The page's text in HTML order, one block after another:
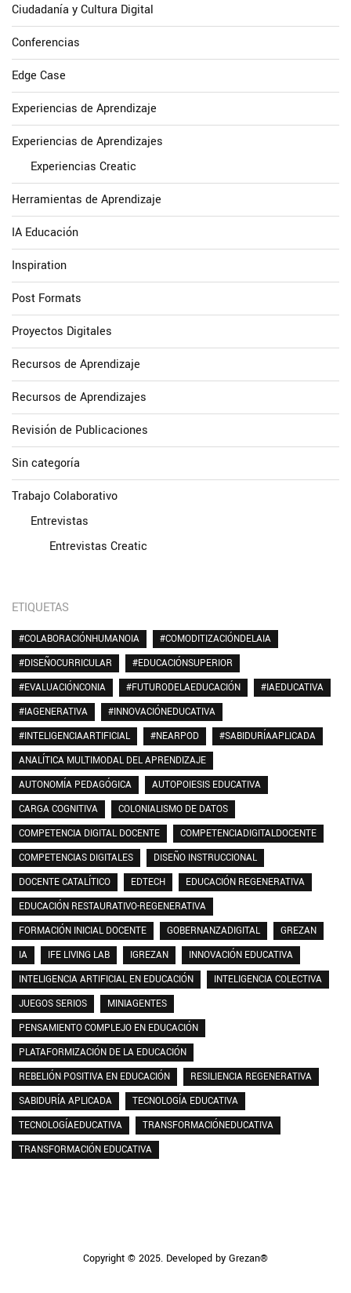
Ciudadanía y Cultura Digital
Conferencias
Edge Case
Experiencias de Aprendizaje
Experiencias de Aprendizajes
Experiencias Creatic
Herramientas de Aprendizaje
IA Educación
Inspiration
Post Formats
Proyectos Digitales
Recursos de Aprendizaje
Recursos de Aprendizajes
Revisión de Publicaciones
Sin categoría
Trabajo Colaborativo
Entrevistas
Entrevistas Creatic
ETIQUETAS
#COLABORACIÓNHUMANOIA
#COMODITIZACIÓNDELAIA
#DISEÑOCURRICULAR
#EDUCACIÓNSUPERIOR
#EVALUACIÓNCONIA
#FUTURODELAEDUCACIÓN
#IAEDUCATIVA
#IAGENERATIVA
#INNOVACIÓNEDUCATIVA
#INTELIGENCIAARTIFICIAL
#NEARPOD
#SABIDURÍAAPLICADA
ANALÍTICA MULTIMODAL DEL APRENDIZAJE
AUTONOMÍA PEDAGÓGICA
AUTOPOIESIS EDUCATIVA
CARGA COGNITIVA
COLONIALISMO DE DATOS
COMPETENCIA DIGITAL DOCENTE
COMPETENCIADIGITALDOCENTE
COMPETENCIAS DIGITALES
DISEÑO INSTRUCCIONAL
DOCENTE CATALÍTICO
EDTECH
EDUCACIÓN REGENERATIVA
EDUCACIÓN RESTAURATIVO-REGENERATIVA
FORMACIÓN INICIAL DOCENTE
GOBERNANZADIGITAL
GREZAN
IA
IFE LIVING LAB IGREZAN
INNOVACIÓN EDUCATIVA
INTELIGENCIA ARTIFICIAL EN EDUCACIÓN
INTELIGENCIA COLECTIVA
JUEGOS SERIOS
MINIAGENTES
PENSAMIENTO COMPLEJO EN EDUCACIÓN
PLATAFORMIZACIÓN DE LA EDUCACIÓN
REBELIÓN POSITIVA EN EDUCACIÓN
RESILIENCIA REGENERATIVA
SABIDURÍA APLICADA
TECNOLOGÍA EDUCATIVA
TECNOLOGÍAEDUCATIVA
TRANSFORMACIÓNEDUCATIVA
TRANSFORMACIÓN EDUCATIVA
Copyright © 2025. Developed by Grezan®